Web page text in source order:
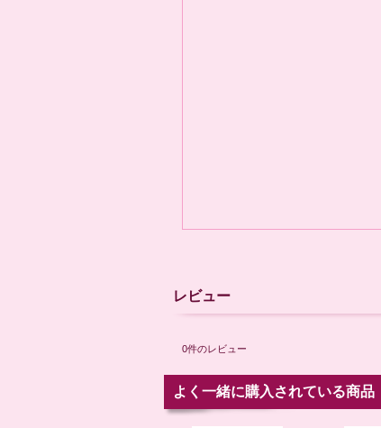
レビュー
0件のレビュー
よく一緒に購入されている商品